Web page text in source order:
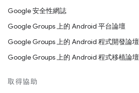
Google 安全性網誌
Google Groups 上的 Android 平台論壇
Google Groups 上的 Android 程式開發論壇
Google Groups 上的 Android 程式移植論壇
取得協助